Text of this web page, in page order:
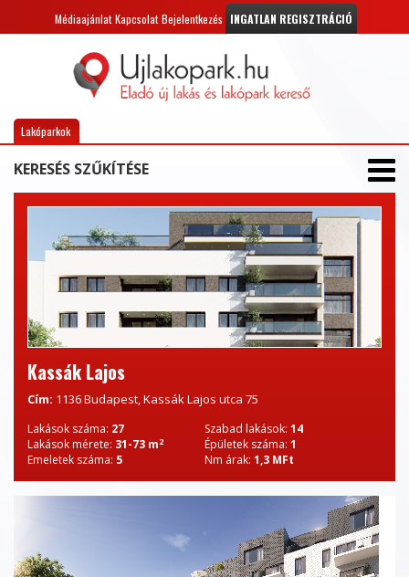
Médiaajánlat Kapcsolat Bejelentkezés INGATLAN REGISZTRÁCIÓ
Lakóparkok
KERESÉS SZŰKÍTÉSE
Kassák Lajos
Cím: 1136 Budapest, Kassák Lajos utca 75
Lakások száma: 27 Szabad lakások: 14
Lakások mérete: 31-73 m2 Épületek száma: 1
Emeletek száma: 5 Nm árak: 1,3 MFt